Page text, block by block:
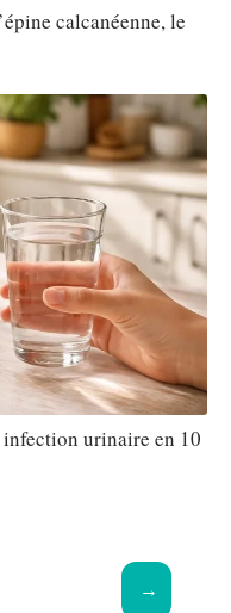
calcanéenne, le
urinaire en 10